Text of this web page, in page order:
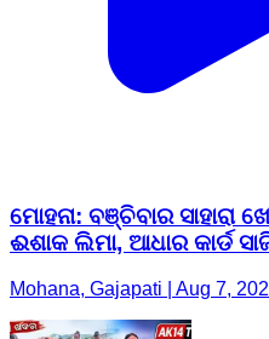
ମୋହନା: ବଞ୍ଚିବାର ସାହାରା
ଈଶାକ ଲିମା, ଆଧାର କାର୍ଡ
Mohana, Gajapati | Aug 7,